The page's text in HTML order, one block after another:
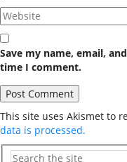
Save my name, email,
time I comment.
This site uses Akismet to
data is processed.